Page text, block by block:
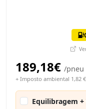
189,18€ /pneu
+ Imposto ambiental 1,82
Equilibragem +